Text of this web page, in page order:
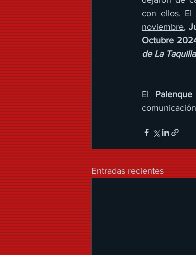
con ellos.
noviembre,
Octubre
de La
El
Entradas recientes